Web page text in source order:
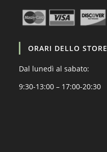
ORARI DELLO STORE
Dal lunedì al sabato:
9:30-13:00 – 17:00-20:30